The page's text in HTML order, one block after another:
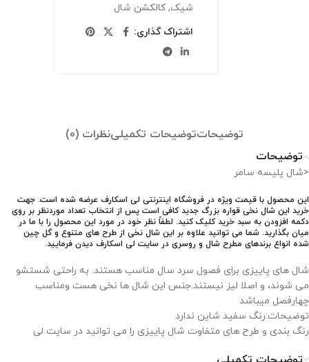
شیک, کالکشن شال
اشتراک گذاری:
توضیحاتتوضیحات تکمیلینظرات (0)
توضیحات
<شال پلیسه سامر
این محصول با قیمت ویژه در فروشگاه اینترنتی لی اسکارف عرضه شده است. جهت
خرید این شال نخی قواره بزرگ جدید کافی است پس از انتخاب تعداد موردنظر بر روی
دکمه افزودن به سبد خرید کلیک کنید. لطفاً نظر خود در مورد این محصول را با ما در
میان بگذارید. شما می توانید علاوه بر این شال نخی از طرح های متنوع و گل چین
شده انواع برندهای مطرح شال و روسری در سایت لی اسکارف دیدن فرمایید.
شال های پاییزی برای فصول سرد سال مناسب هستند. به راحتی شستشو
می شوند، و اصلا لیز نیستند.جنس این شال ها نخی هست ومناسب
چهارفصل میباشد
توضیحات:رنگ سفید شاین ندارد
رنگ بندی و طرح های متفاوت شال پاییزی را می توانید در سایت لی